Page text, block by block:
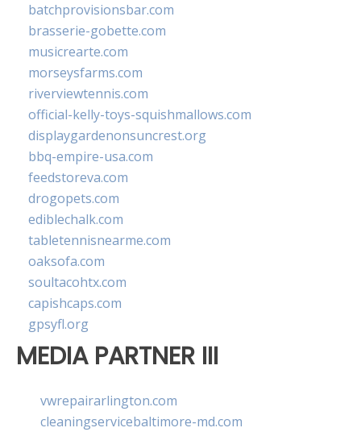
batchprovisionsbar.com
brasserie-gobette.com
musicrearte.com
morseysfarms.com
riverviewtennis.com
official-kelly-toys-squishmallows.com
displaygardenonsuncrest.org
bbq-empire-usa.com
feedstoreva.com
drogopets.com
ediblechalk.com
tabletennisnearme.com
oaksofa.com
soultacohtx.com
capishcaps.com
gpsyfl.org
MEDIA PARTNER III
vwrepairarlington.com
cleaningservicebaltimore-md.com